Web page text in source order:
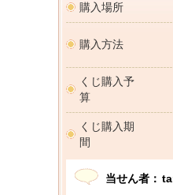
購入場所
購入方法
くじ購入予
算
くじ購入期
間
当せん者：